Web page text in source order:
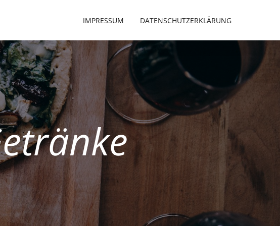
IMPRESSUM DATENSCHUTZERKLÄRUNG